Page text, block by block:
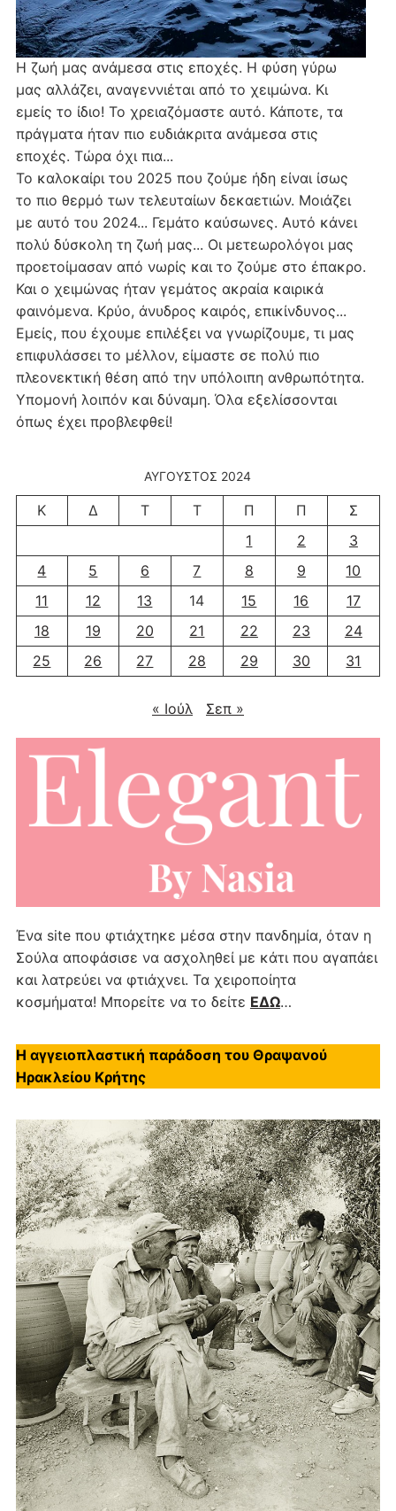
Η ζωή μας ανάμεσα στις εποχές. Η φύση γύρω
μας αλλάζει, αναγεννιέται από το χειμώνα. Κι
εμείς το ίδιο! Το χρειαζόμαστε αυτό. Κάποτε, τα
πράγματα ήταν πιο ευδιάκριτα ανάμεσα στις
εποχές. Τώρα όχι πια...
Το καλοκαίρι του 2025 που ζούμε ήδη είναι ίσως
το πιο θερμό των τελευταίων δεκαετιών. Μοιάζει
με αυτό του 2024... Γεμάτο καύσωνες. Αυτό κάνει
πολύ δύσκολη τη ζωή μας... Οι μετεωρολόγοι μας
προετοίμασαν από νωρίς και το ζούμε στο έπακρο.
Και ο χειμώνας ήταν γεμάτος ακραία καιρικά
φαινόμενα. Κρύο, άνυδρος καιρός, επικίνδυνος...
Εμείς, που έχουμε επιλέξει να γνωρίζουμε, τι μας
επιφυλάσσει το μέλλον, είμαστε σε πολύ πιο
πλεονεκτική θέση από την υπόλοιπη ανθρωπότητα.
Υπομονή λοιπόν και δύναμη. Όλα εξελίσσονται
όπως έχει προβλεφθεί!
ΑΎΓΟΥΣΤΟΣ 2024
Κ Δ Τ Τ Π Π
Σ
1
2
3
4
5 6 7 8 9
10
11
12 13 14 15 16
17
18
19 20 21 22 23
24
25
26 27 28 29 30 31
« Ιούλ Σεπ »
Ένα site που φτιάχτηκε μέσα στην πανδημία, όταν η
Σούλα αποφάσισε να ασχοληθεί με κάτι που αγαπάει
και λατρεύει να φτιάχνει. Τα χειροποίητα
κοσμήματα! Μπορείτε να το δείτε ΕΔΩ…
Η αγγειοπλαστική παράδοση του Θραψανού
Ηρακλείου Κρήτης